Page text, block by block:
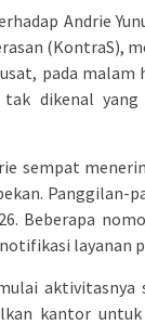
Andrie
(KontraS),
pada
dikenal
sempat
Panggilan-
Beberapa
layanan
kantor